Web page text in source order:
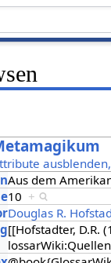
Aus dem
10 +
Douglas R.
[[Hofstadter, D.R.